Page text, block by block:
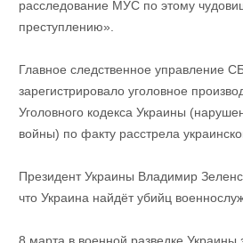
расследование МУС по этому
преступлению».
Главное следственное управление
зарегистрировало уголовное
Уголовного кодекса Украины
войны) по факту расстрела
Президент Украины Владимир
что Украина найдёт убийц